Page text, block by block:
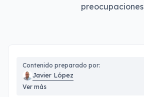
preocupaciones
Contenido preparado por:
Javier López
Ver más